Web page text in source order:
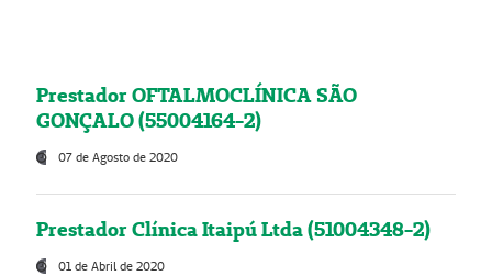
Prestador OFTALMOCLÍNICA SÃO
GONÇALO (55004164-2)
07 de Agosto de 2020
Prestador Clínica Itaipú Ltda (51004348-2)
01 de Abril de 2020